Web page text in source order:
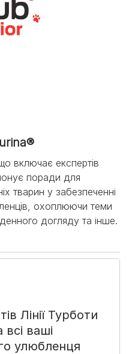
включає експертів
поради для
тварин у забезпеченні
охоплюючи теми
догляду та інше.
Лінії Турботи
всі ваші
улюбленця